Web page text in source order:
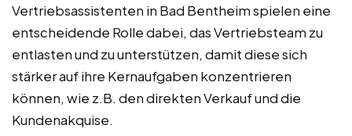
Vertriebsassistenten in Bad Bentheim spielen eine
entscheidende Rolle dabei, das Vertriebsteam zu
entlasten und zu unterstützen, damit diese sich
stärker auf ihre Kernaufgaben konzentrieren
können, wie z.B. den direkten Verkauf und die
Kundenakquise.